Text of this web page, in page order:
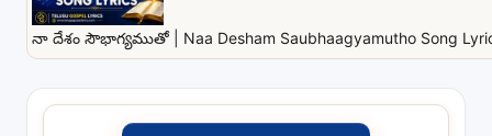
నా దేశం సౌభాగ్యముతో | Naa Desham Saubhaagyamutho Song